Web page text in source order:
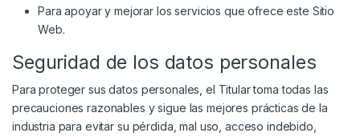
Para apoyar y mejorar los servicios que ofrece este Sitio
Web.
Seguridad de los datos personales
Para proteger sus datos personales, el Titular toma todas las
precauciones razonables y sigue las mejores prácticas de la
industria para evitar su pérdida, mal uso, acceso indebido,